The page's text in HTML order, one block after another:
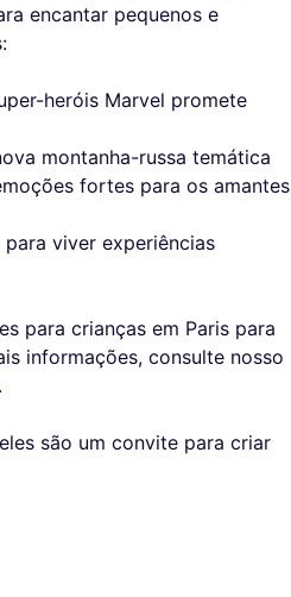
encantar pequenos e
heróis Marvel promete
montanha-russa temática
fortes para os amantes
viver experiências
para crianças em Paris para
informações, consulte nosso
.
são um convite para criar